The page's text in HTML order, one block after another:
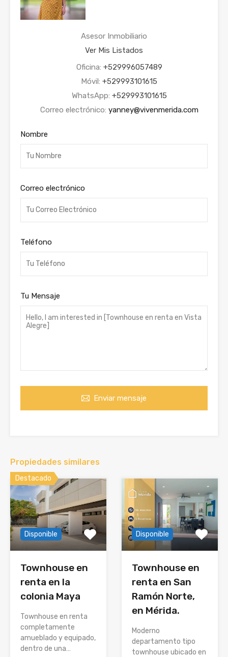
Asesor Inmobiliario
Ver Mis Listados
Oficina: +529996057489
Móvil: +529993101615
WhatsApp: +529993101615
Correo electrónico: yanney@vivenmerida.com
Nombre
Correo electrónico
Teléfono
Tu Mensaje
Enviar mensaje
Propiedades similares
Destacado
Disponible
Townhouse en
renta en la
colonia Maya
Townhouse en renta
completamente
amueblado y equipado,
dentro de una…
Disponible
Townhouse en
renta en San
Ramón Norte,
en Mérida.
Moderno
departamento tipo
townhouse ubicado en